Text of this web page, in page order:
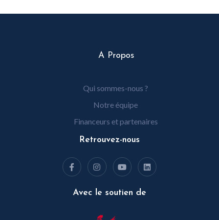
A Propos
Qui sommes-nous ?
Notre équipe
Financeurs et partenaires
Retrouvez-nous
Avec le soutien de